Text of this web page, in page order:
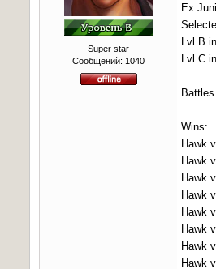
Super star
Сообщений: 1040
Ex
Lvl B
Lvl C
Battles
Wins:
Hawk
Hawk
Hawk
Hawk
Hawk
Hawk
Hawk
Hawk